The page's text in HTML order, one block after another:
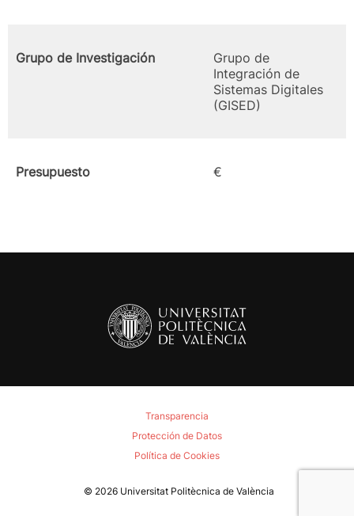
Grupo de Investigación
Grupo de
Integración de
Sistemas Digitales
(GISED)
Presupuesto €
Transparencia
Protección de Datos
Política de Cookies
© 2026 Universitat Politècnica de València